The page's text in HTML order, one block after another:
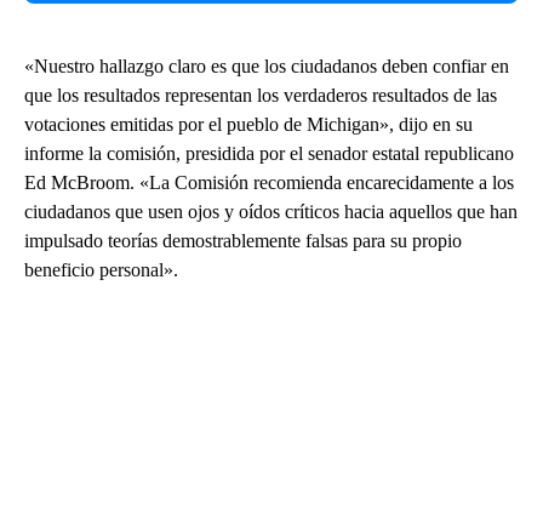
«Nuestro hallazgo claro es que los ciudadanos deben confiar en
que los resultados representan los verdaderos resultados de las
votaciones emitidas por el pueblo de Michigan», dijo en su
informe la comisión, presidida por el senador estatal republicano
Ed McBroom. «La Comisión recomienda encarecidamente a los
ciudadanos que usen ojos y oídos críticos hacia aquellos que han
impulsado teorías demostrablemente falsas para su propio
beneficio personal».